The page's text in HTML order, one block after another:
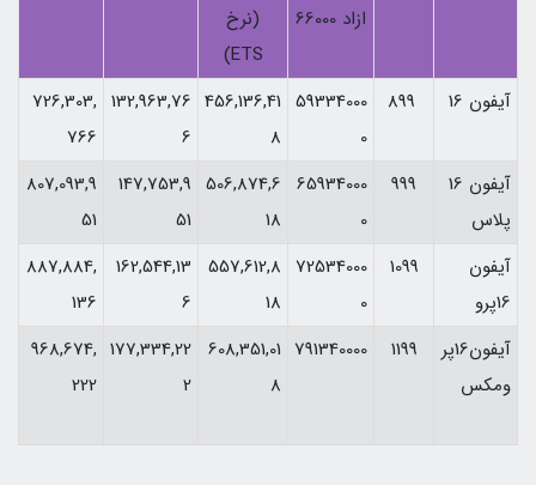
ازاد 66000
(نرخ
ETS)
آیفون 16
59334000
0
456,136,41
8
132,963,76
6
726,303,
766
آیفون 16
پلاس
999
65934000
0
506,874,6
18
147,753,9
51
807,093,9
51
آیفون
16پرو
1099
72534000
0
557,612,8
18
162,544,13
6
887,884,
136
آیفون16پر
ومکس
1199
791340000
608,351,01
8
177,334,22
2
968,674,
222